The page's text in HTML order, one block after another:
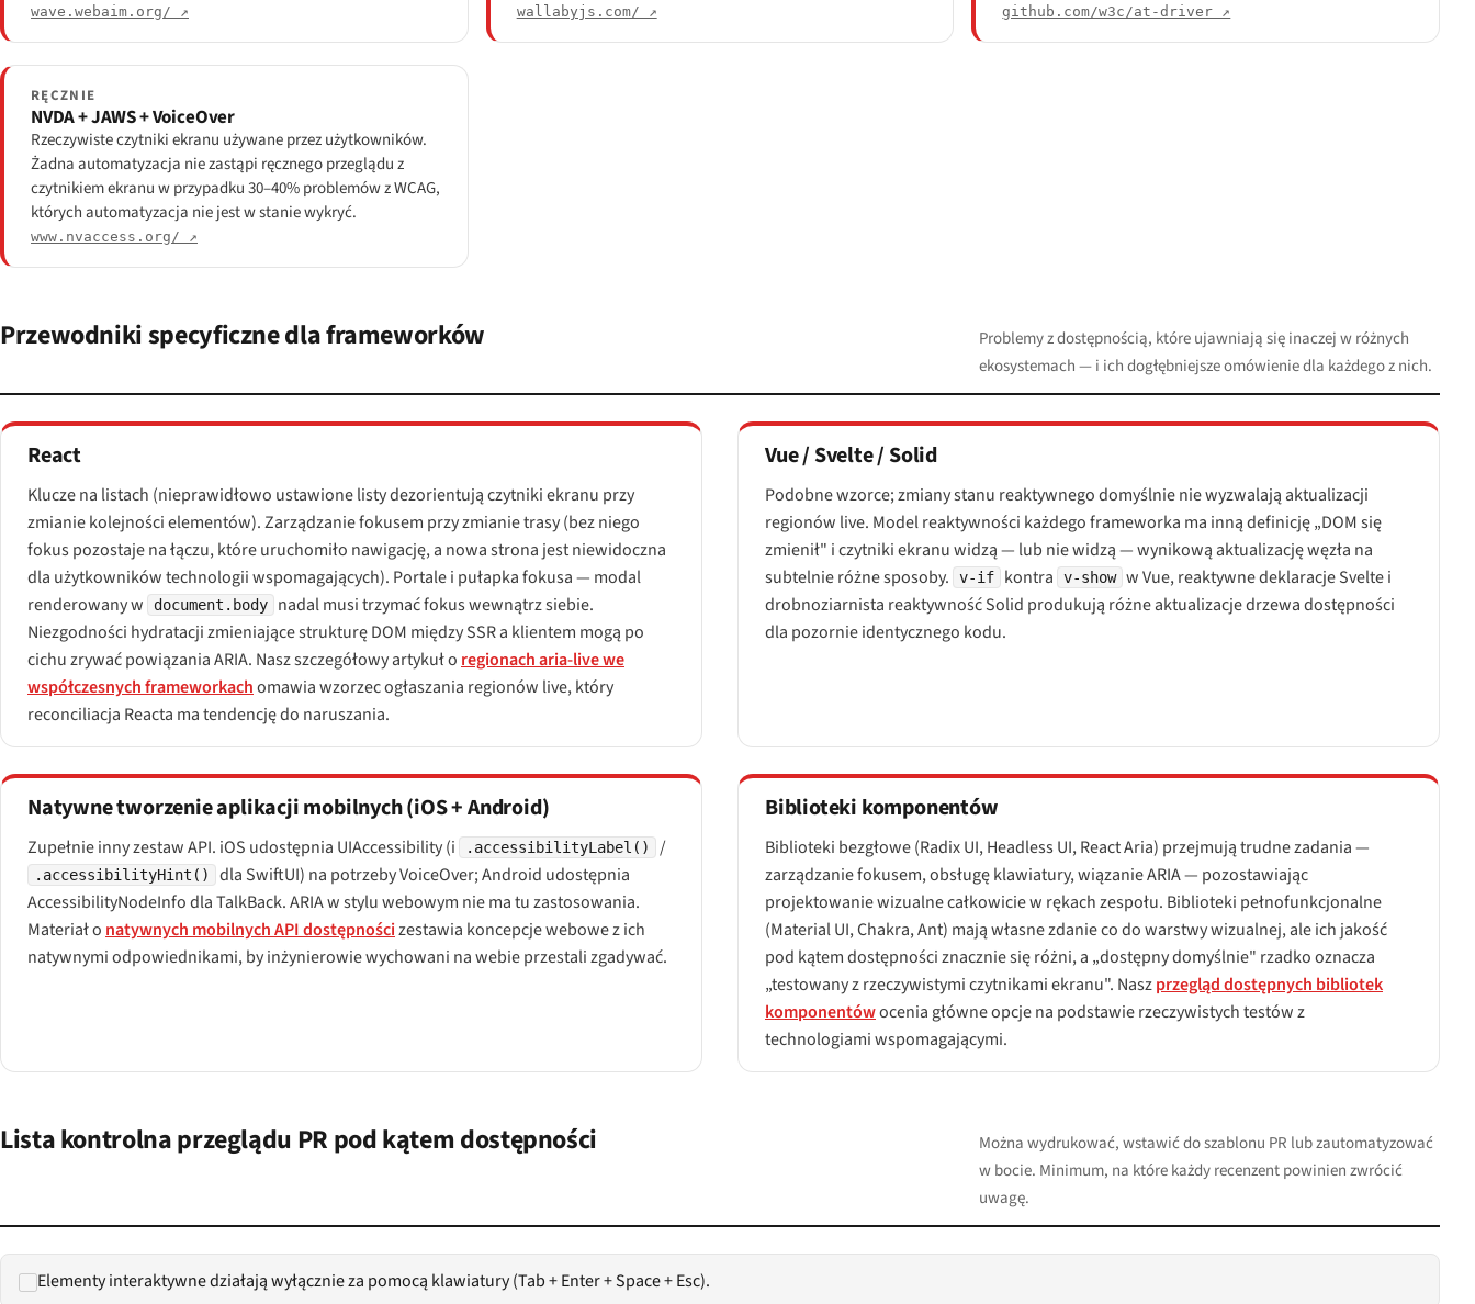
wave.webaim.org/ ↗ wallabyjs.com/ ↗ github.com/w3c/at-driver ↗
RĘCZNIE
NVDA + JAWS + VoiceOver
Rzeczywiste czytniki ekranu używane przez użytkowników.
Żadna automatyzacja nie zastąpi ręcznego przeglądu z
czytnikiem ekranu w przypadku 30–40% problemów z WCAG,
których automatyzacja nie jest w stanie wykryć.
www.nvaccess.org/ ↗
Przewodniki specyficzne dla frameworków
Problemy z dostępnością, które ujawniają się inaczej w różnych
ekosystemach — i ich dogłębniejsze omówienie dla każdego z nich.
React
Klucze na listach (nieprawidłowo ustawione listy dezorientują czytniki ekranu przy
zmianie kolejności elementów). Zarządzanie fokusem przy zmianie trasy (bez niego
fokus pozostaje na łączu, które uruchomiło nawigację, a nowa strona jest niewidoczna
dla użytkowników technologii wspomagających). Portale i pułapka fokusa — modal
renderowany w
document.body
nadal musi trzymać fokus wewnątrz siebie.
Niezgodności hydratacji zmieniające strukturę DOM między SSR a klientem mogą po
cichu zrywać powiązania ARIA. Nasz szczegółowy artykuł o regionach aria-live we
współczesnych frameworkachomawia wzorzec ogłaszania regionów live, który
reconciliacja Reacta ma tendencję do naruszania.
Vue / Svelte / Solid
Podobne wzorce; zmiany stanu reaktywnego domyślnie nie wyzwalają aktualizacji
regionów live. Model reaktywności każdego frameworka ma inną definicję „DOM się
zmienił" i czytniki ekranu widzą — lub nie widzą — wynikową aktualizację węzła na
subtelnie różne sposoby.
v-if kontra v-show w Vue, reaktywne deklaracje Svelte i
drobnoziarnista reaktywność Solid produkują różne aktualizacje drzewa dostępności
dla pozornie identycznego kodu.
Natywne tworzenie aplikacji mobilnych (iOS + Android)
Zupełnie inny zestaw API. iOS udostępnia UIAccessibility (i .accessibilityLabel() /
.accessibilityHint()
dla SwiftUI) na potrzeby VoiceOver; Android udostępnia
AccessibilityNodeInfo dla TalkBack. ARIA w stylu webowym nie ma tu zastosowania.
Materiał o natywnych mobilnych API dostępnościzestawia koncepcje webowe z ich
natywnymi odpowiednikami, by inżynierowie wychowani na webie przestali zgadywać.
Biblioteki komponentów
Biblioteki bezgłowe (Radix UI, Headless UI, React Aria) przejmują trudne zadania —
zarządzanie fokusem, obsługę klawiatury, wiązanie ARIA — pozostawiając
projektowanie wizualne całkowicie w rękach zespołu. Biblioteki pełnofunkcjonalne
(Material UI, Chakra, Ant) mają własne zdanie co do warstwy wizualnej, ale ich jakość
pod kątem dostępności znacznie się różni, a „dostępny domyślnie" rzadko oznacza
„testowany z rzeczywistymi czytnikami ekranu". Naszprzegląd dostępnych bibliotek
komponentówocenia główne opcje na podstawie rzeczywistych testów z
technologiami wspomagającymi.
Lista kontrolna przeglądu PR pod kątem dostępności
Można wydrukować, wstawić do szablonu PR lub zautomatyzować
w bocie. Minimum, na które każdy recenzent powinien zwrócić
uwagę.
Elementy interaktywne działają wyłącznie za pomocą klawiatury (Tab + Enter + Space + Esc).